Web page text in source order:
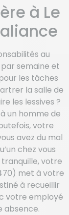
à Le
au
par semaine et
les tâches
la salle de
les lessives ?
un homme de
votre
avez du mal
chez vous
tranquille, votre
met à votre
à recueillir
votre employé
absence.